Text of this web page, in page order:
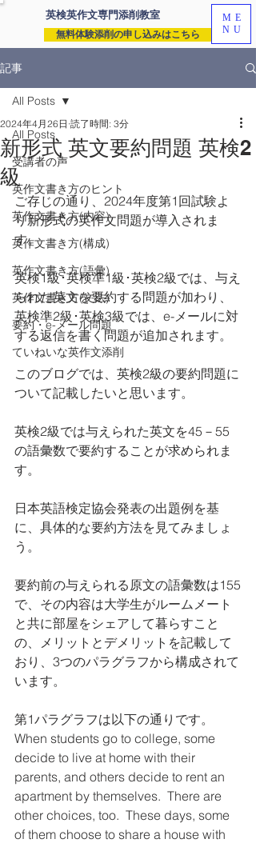
英検英作文専門添削教室
無料体験添削の申し込みはこちら
ME
NU
記事
All Posts
受講者の声
英作文書き方のヒント
英作文書き方(内容)
英作文書き方(構成)
英作文書き方(語彙)
英作文書き方(文法)
要約・e-メール問題
ていねいな英作文添削
All Posts
新形式 英文要約問題 英検2
級
2024年4月26日 読了時間: 3分
ご存じの通り、2024年度第1回試験よ
り新形式の英作文問題が導入されま
す。
英検1級･英検準1級･英検2級では、与え
られた英文を要約する問題が加わり、
英検準2級･英検3級では、e-メールに対
する返信を書く問題が追加されます。
このブログでは、英検2級の要約問題に
ついて記載したいと思います。
英検2級では与えられた英文を45－55
の語彙数で要約することが求められま
す。
日本英語検定協会発表の出題例を基
に、具体的な要約方法を見てみましょ
う。
要約前の与えられる原文の語彙数は155
で、その内容は大学生がルームメート
と共に部屋をシェアして暮らすこと
の、メリットとデメリットを記載して
おり、3つのパラグラフから構成されて
います。
第1パラグラフは以下の通りです。
When students go to college, some
decide to live at home with their
parents, and others decide to rent an
apartment by themselves.  There are
other choices, too.  These days, some
of them choose to share a house with